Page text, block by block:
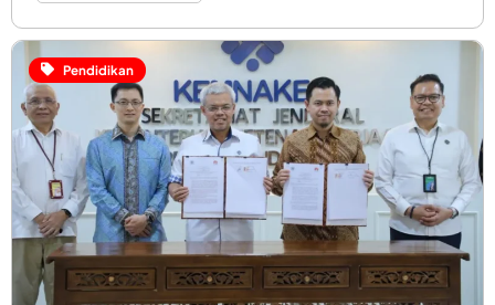
Pendidikan